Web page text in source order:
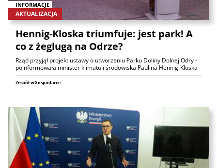
INFORMACJE
AKTUALIZACJA
Hennig-Kloska triumfuje: jest park! A
co z żeglugą na Odrze?
Rząd przyjął projekt ustawy o utworzeniu Parku Doliny Dolnej Odry -
poinformowała minister klimatu i środowiska Paulina Hennig-Kloska
Zespół wGospodarce